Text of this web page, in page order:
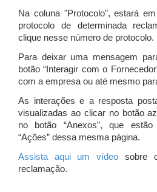
Na coluna "Protocolo", estará
protocolo de determinada
clique nesse número de protocolo.
Para deixar uma mensagem
botão “Interagir com o
com a empresa ou até mesmo
As interações e a resposta
visualizadas ao clicar no botão
no botão “Anexos”, que
“Ações” dessa mesma página.
Assista aqui um vídeo sobre
reclamação.